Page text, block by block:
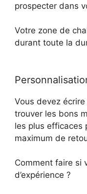
prospecter dans
Votre zone de
durant toute la
Vous devez
trouver les bons
les plus efficaces
maximum de
Comment faire si
d’expérience ?